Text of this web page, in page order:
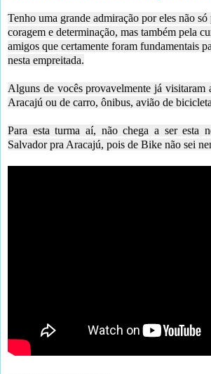
Tenho uma grande admiração por eles não
coragem e determinação, mas também pela
amigos que certamente foram fundamentais
nesta empreitada.
Alguns de vocês provavelmente já visitaram
Aracajú ou de carro, ônibus, avião de
Para esta turma aí, não chega a ser esta
Salvador pra Aracajú, pois de Bike não sei